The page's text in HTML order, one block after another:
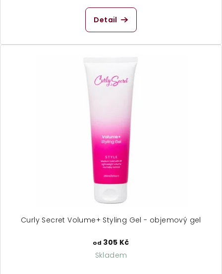
Detail
Curly Secret Volume+ Styling Gel - objemový gel
od 305 Kč
Skladem